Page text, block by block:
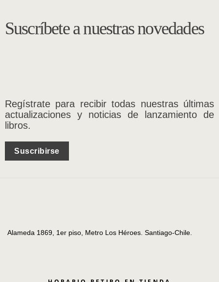
Suscríbete a nuestras novedades
Regístrate para recibir todas nuestras últimas
actualizaciones y noticias de lanzamiento de
libros.
Suscribirse
Alameda 1869, 1er piso, Metro Los Héroes. Santiago-Chile.